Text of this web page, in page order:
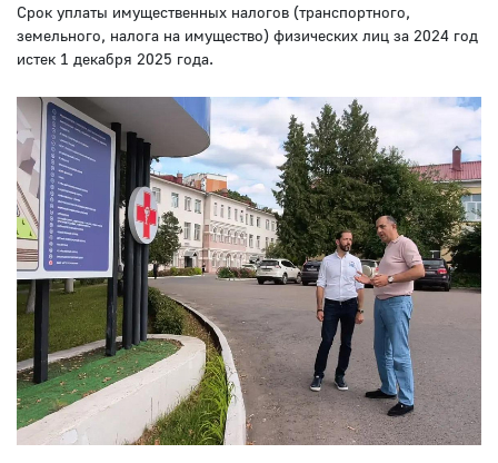
Срок уплаты имущественных налогов (транспортного,
земельного, налога на имущество) физических лиц за 2024 год
истек 1 декабря 2025 года.